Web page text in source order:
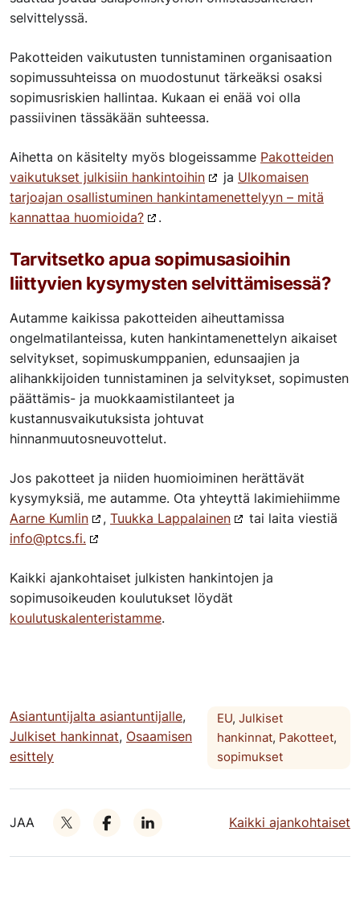
selvittelyssä.
Pakotteiden vaikutusten tunnistaminen organisaation
sopimussuhteissa on muodostunut tärkeäksi osaksi
sopimusriskien hallintaa. Kukaan ei enää voi olla
passiivinen tässäkään suhteessa.
Aihetta on käsitelty myös blogeissamme Pakotteiden
vaikutukset julkisiin hankintoihin
ja Ulkomaisen
tarjoajan osallistuminen hankintamenettelyyn – mitä
kannattaa huomioida?
.
Tarvitsetko apua sopimusasioihin
liittyvien kysymysten selvittämisessä?
Autamme kaikissa pakotteiden aiheuttamissa
ongelmatilanteissa, kuten hankintamenettelyn aikaiset
selvitykset, sopimuskumppanien, edunsaajien ja
alihankkijoiden tunnistaminen ja selvitykset, sopimusten
päättämis- ja muokkaamistilanteet ja
kustannusvaikutuksista johtuvat
hinnanmuutosneuvottelut.
Jos pakotteet ja niiden huomioiminen herättävät
kysymyksiä, me autamme. Ota yhteyttä lakimiehiimme
Aarne Kumlin
, Tuukka Lappalainen
tai laita viestiä
info@ptcs.fi.
Kaikki ajankohtaiset julkisten hankintojen ja
sopimusoikeuden koulutukset löydät
koulutuskalenteristamme.
Asiantuntijalta asiantuntijalle,
Julkiset hankinnat, Osaamisen
esittely
EU, Julkiset
hankinnat, Pakotteet,
sopimukset
JAA Kaikki ajankohtaiset